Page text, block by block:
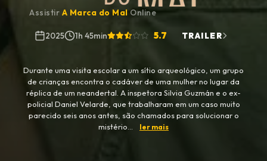
Assistir A Marca do MalOnline
2025 1h 45min 5.7 TRAILER
Durante uma visita escolar a um sítio arqueológico, um grupo
de crianças encontra o cadáver de uma mulher no lugar da
réplica de um neandertal. A inspetora Silvia Guzmán e o ex-
policial Daniel Velarde, que trabalharam em um caso muito
parecido seis anos antes, são chamados para solucionar o
mistério...
ler mais